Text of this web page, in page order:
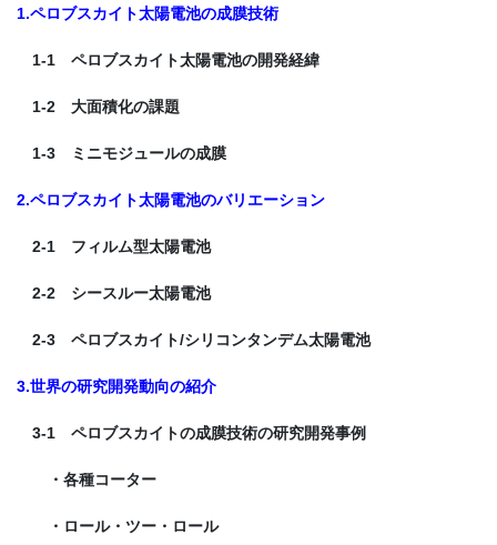
1.ペロブスカイト太陽電池の成膜技術
1-1 ペロブスカイト太陽電池の開発経緯
1-2 大面積化の課題
1-3 ミニモジュールの成膜
2.ペロブスカイト太陽電池のバリエーション
2-1 フィルム型太陽電池
2-2 シースルー太陽電池
2-3 ペロブスカイト/シリコンタンデム太陽電池
3.世界の研究開発動向の紹介
3-1 ペロブスカイトの成膜技術の研究開発事例
・各種コーター
・ロール・ツー・ロール